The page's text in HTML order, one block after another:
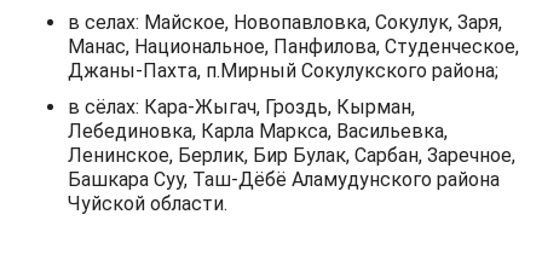
в селах: Майское, Новопавловка, Сокулук, Заря,
Манас, Национальное, Панфилова, Студенческое,
Джаны-Пахта, п.Мирный Сокулукского района;
в сёлах: Кара-Жыгач, Гроздь, Кырман,
Лебединовка, Карла Маркса, Васильевка,
Ленинское, Берлик, Бир Булак, Сарбан, Заречное,
Башкара Суу, Таш-Дёбё Аламудунского района
Чуйской области.